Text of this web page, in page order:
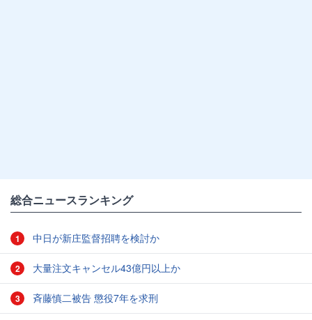
総合ニュースランキング
1 中日が新庄監督招聘を検討か
2 大量注文キャンセル43億円以上か
3 斉藤慎二被告 懲役7年を求刑